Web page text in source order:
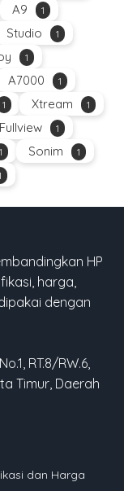
A9 1
Studio 1
1
A7000 1
1 Xtream 1
Fullview 1
1 Sonim 1
HP
harga,
dengan
RT.8/RW.6,
Timur, Daerah
dan Harga